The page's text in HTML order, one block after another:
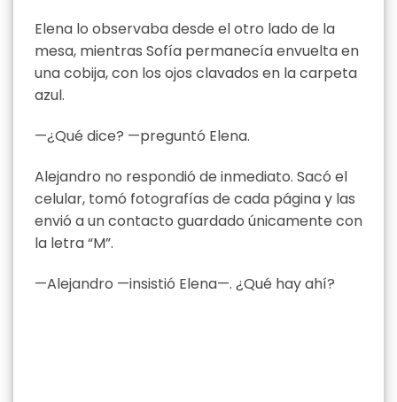
Elena lo observaba desde el otro lado de la
mesa, mientras Sofía permanecía envuelta en
una cobija, con los ojos clavados en la carpeta
azul.
—¿Qué dice? —preguntó Elena.
Alejandro no respondió de inmediato. Sacó el
celular, tomó fotografías de cada página y las
envió a un contacto guardado únicamente con
la letra “M”.
—Alejandro —insistió Elena—. ¿Qué hay ahí?